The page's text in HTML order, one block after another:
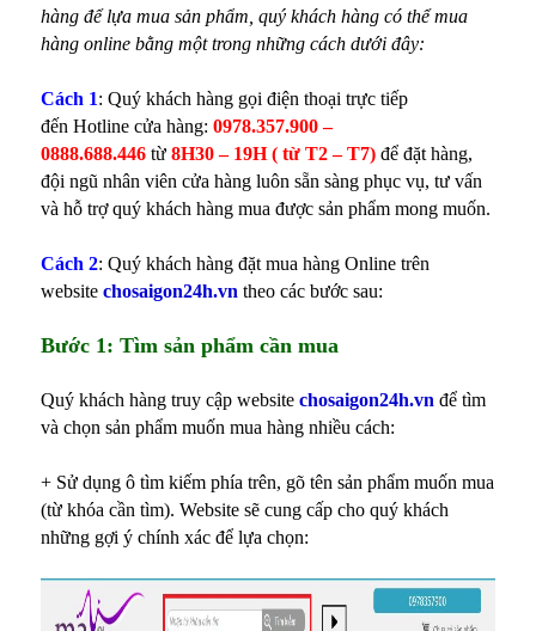
hàng để lựa mua sản phẩm, quý khách hàng có thể mua
hàng online bằng một trong những cách dưới đây:
Cách 1:Quý khách hàng gọi điện thoại trực tiếp
đến Hotline cửa hàng: 0978.357.900 –
0888.688.446 từ8H30 – 19H ( từ T2 – T7) để đặt hàng,
đội ngũ nhân viên cửa hàng luôn sẵn sàng phục vụ, tư vấn
và hỗ trợ quý khách hàng mua được sản phẩm mong muốn.
Cách 2:Quý khách hàng đặt mua hàng Online trên
website chosaigon24h.vn theo các bước sau:
Bước 1: Tìm sản phẩm cần mua
Quý khách hàng truy cập website chosaigon24h.vn để tìm
và chọn sản phẩm muốn mua hàng nhiều cách:
+ Sử dụng ô tìm kiếm phía trên, gõ tên sản phẩm muốn mua
(từ khóa cần tìm). Website sẽ cung cấp cho quý khách
những gợi ý chính xác để lựa chọn: